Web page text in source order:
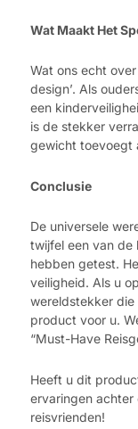
Wat Maakt Het
Wat ons echt
design’. Als
een
is de stekker
gewicht toevoegt
Conclusie
De universele
twijfel een van de
hebben getest.
veiligheid. Als u
wereldstekker
product voor u.
“Must-Have
Heeft u dit
ervaringen achter
reisvrienden!